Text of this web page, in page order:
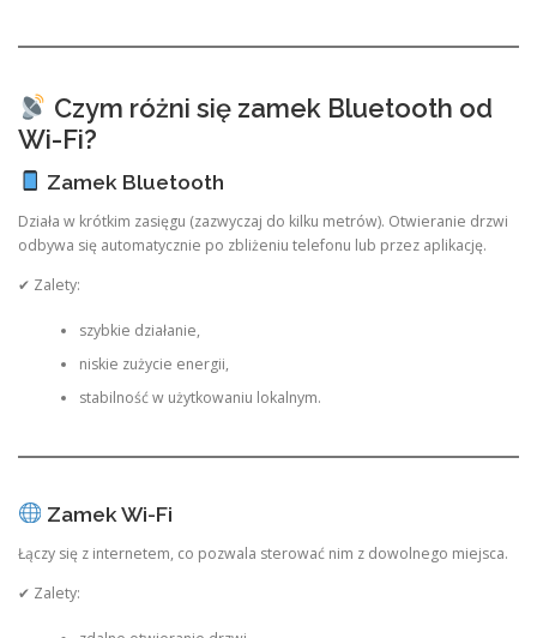
Czym różni się zamek Bluetooth od
Wi-Fi?
Zamek Bluetooth
Działa w krótkim zasięgu (zazwyczaj do kilku metrów). Otwieranie drzwi
odbywa się automatycznie po zbliżeniu telefonu lub przez aplikację.
✔ Zalety:
szybkie działanie,
niskie zużycie energii,
stabilność w użytkowaniu lokalnym.
Zamek Wi-Fi
Łączy się z internetem, co pozwala sterować nim z dowolnego miejsca.
✔ Zalety: